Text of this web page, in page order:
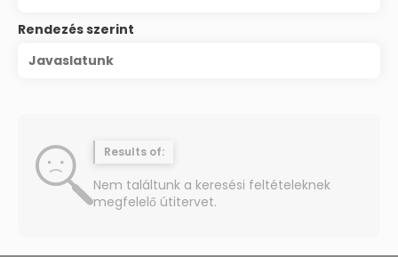
Rendezés szerint
Javaslatunk
Results of:
Nem találtunk a keresési feltételeknek
megfelelő útitervet.